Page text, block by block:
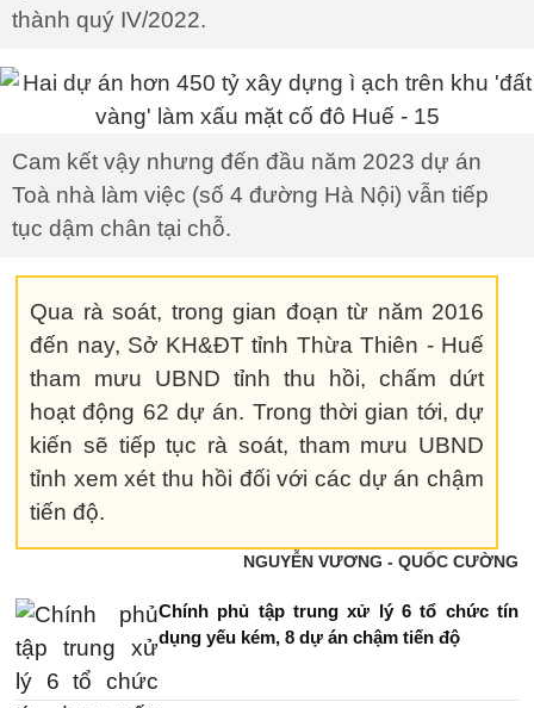
thành quý IV/2022.
Cam kết vậy nhưng đến đầu năm 2023 dự án
Toà nhà làm việc (số 4 đường Hà Nội) vẫn tiếp
tục dậm chân tại chỗ.
Qua rà soát, trong gian đoạn từ năm 2016
đến nay, Sở KH&ĐT tỉnh Thừa Thiên - Huế
tham mưu UBND tỉnh thu hồi, chấm dứt
hoạt động 62 dự án. Trong thời gian tới, dự
kiến sẽ tiếp tục rà soát, tham mưu UBND
tỉnh xem xét thu hồi đối với các dự án chậm
tiến độ.
NGUYỄN VƯƠNG - QUỐC CƯỜNG
Chính phủ tập trung xử lý 6 tổ chức tín
dụng yếu kém, 8 dự án chậm tiến độ